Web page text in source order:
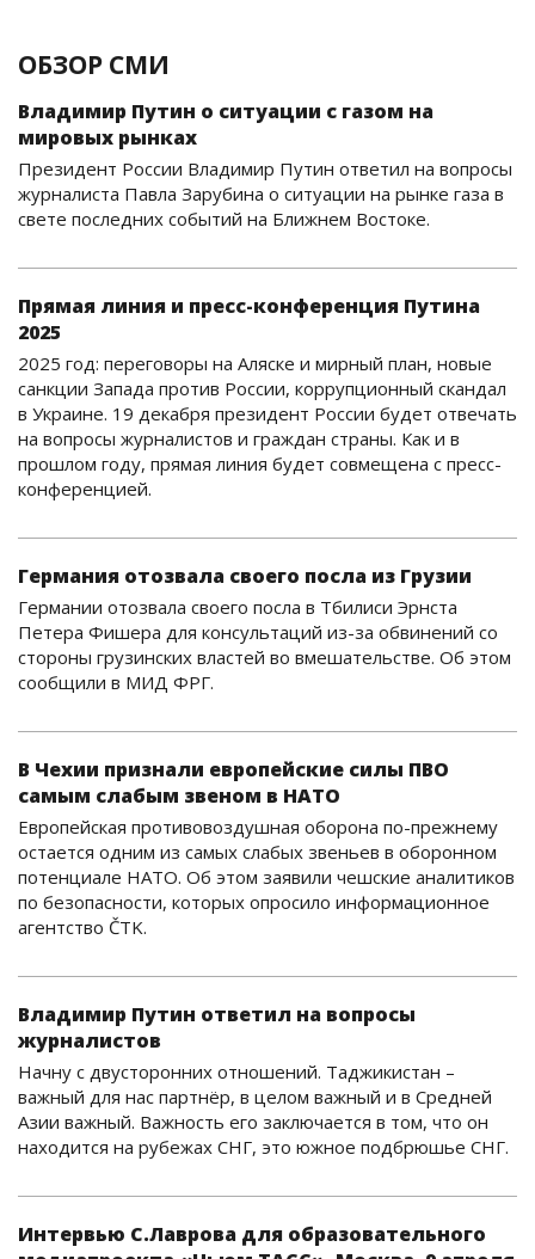
ОБЗОР СМИ
Владимир Путин о ситуации с газом на
мировых рынках
Президент России Владимир Путин ответил на вопросы
журналиста Павла Зарубина о ситуации на рынке газа в
свете последних событий на Ближнем Востоке.
Прямая линия и пресс-конференция Путина
2025
2025 год: переговоры на Аляске и мирный план, новые
санкции Запада против России, коррупционный скандал
в Украине. 19 декабря президент России будет отвечать
на вопросы журналистов и граждан страны. Как и в
прошлом году, прямая линия будет совмещена с пресс-
конференцией.
Германия отозвала своего посла из Грузии
Германии отозвала своего посла в Тбилиси Эрнста
Петера Фишера для консультаций из-за обвинений со
стороны грузинских властей во вмешательстве. Об этом
сообщили в МИД ФРГ.
В Чехии признали европейские силы ПВО
самым слабым звеном в НАТО
Европейская противовоздушная оборона по-прежнему
остается одним из самых слабых звеньев в оборонном
потенциале НАТО. Об этом заявили чешские аналитиков
по безопасности, которых опросило информационное
агентство ČTK.
Владимир Путин ответил на вопросы
журналистов
Начну с двусторонних отношений. Таджикистан –
важный для нас партнёр, в целом важный и в Средней
Азии важный. Важность его заключается в том, что он
находится на рубежах СНГ, это южное подбрюшье СНГ.
Интервью С.Лаврова для образовательного